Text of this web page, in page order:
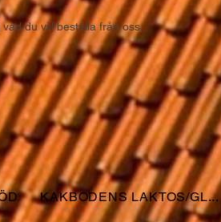
du vill beställa från oss.
KAKBODENS LAKTOS/GL...